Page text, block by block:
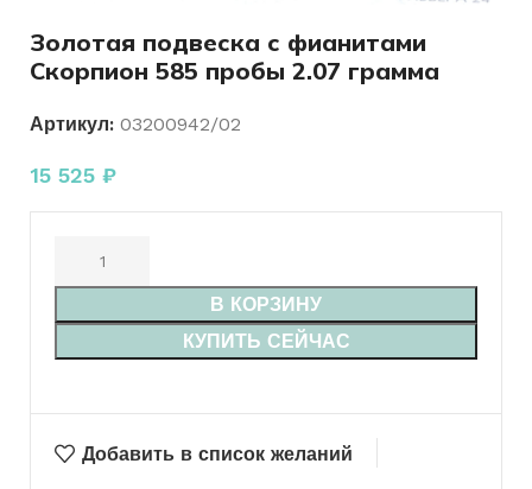
Золотая подвеска с фианитами
Скорпион 585 пробы 2.07 грамма
Артикул: 03200942/02
15 525 ₽
В КОРЗИНУ
КУПИТЬ СЕЙЧАС
Добавить в список желаний